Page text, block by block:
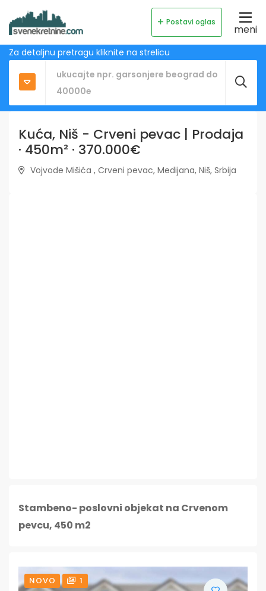
Postavi oglas
meni
Za detaljnu pretragu kliknite na strelicu
Kuća, Niš - Crveni pevac | Prodaja
· 450m² · 370.000€
Vojvode Mišića , Crveni pevac, Medijana, Niš, Srbija
Stambeno- poslovni objekat na Crvenom
pevcu, 450 m2
NOVO 1